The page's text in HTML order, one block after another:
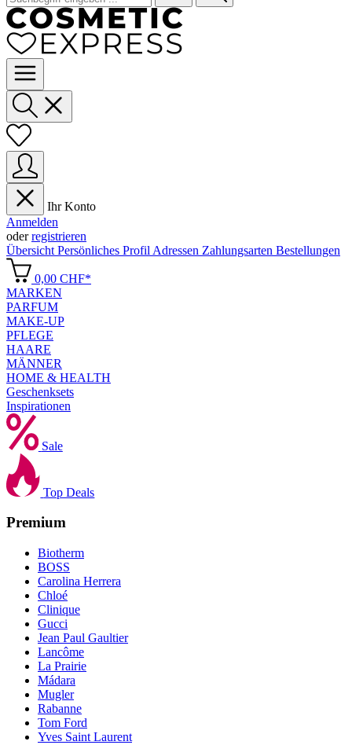
Ihr Konto
Anmelden
oderregistrieren
Übersicht Persönliches Profil Adressen Zahlungsarten Bestellungen
0,00 CHF*
MARKEN
PARFUM
MAKE-UP
PFLEGE
HAARE
MÄNNER
HOME & HEALTH
Geschenksets
Inspirationen
Sale
Top Deals
Premium
Biotherm
BOSS
Carolina Herrera
Chloé
Clinique
Gucci
Jean Paul Gaultier
Lancôme
La Prairie
Mádara
Mugler
Rabanne
Tom Ford
Yves Saint Laurent